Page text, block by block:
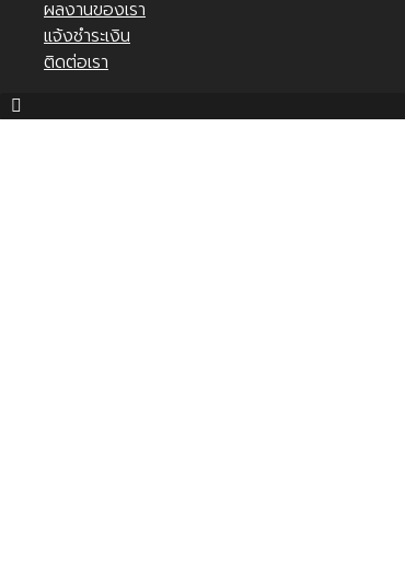
ผลงานของเรา
แจ้งชำระเงิน
ติดต่อเรา